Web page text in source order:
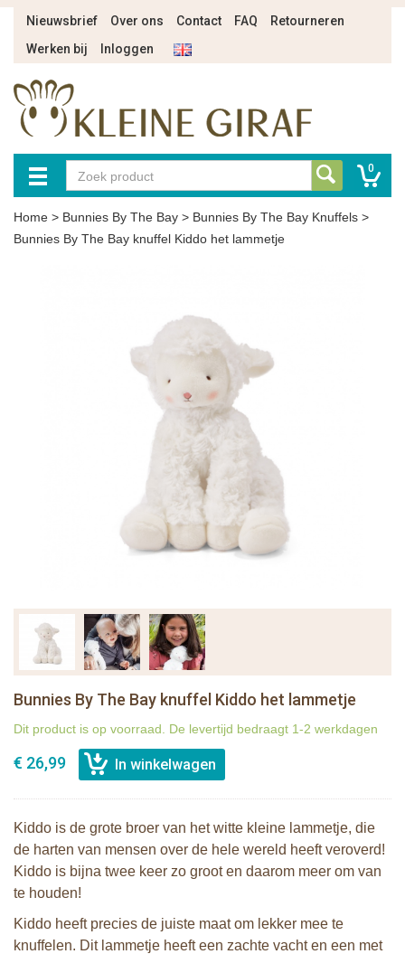
Nieuwsbrief Over ons Contact FAQ
Retourneren
Werken bij
Inloggen
0
Home > Bunnies By The Bay > Bunnies By The Bay Knuffels >
Bunnies By The Bay knuffel Kiddo het lammetje
Bunnies By The Bay knuffel Kiddo het lammetje
Dit product is op voorraad. De levertijd bedraagt 1-2 werkdagen
€ 26,99
Kiddo is de grote broer van het witte kleine lammetje, die
de harten van mensen over de hele wereld heeft veroverd!
Kiddo is bijna twee keer zo groot en daarom meer om van
te houden!
Kiddo heeft precies de juiste maat om lekker mee te
knuffelen. Dit lammetje heeft een zachte vacht en een met